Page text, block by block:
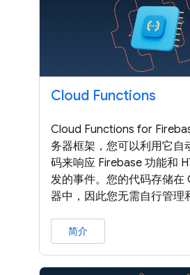
Cloud Functions
Cloud Functions for
务器框架，您可以利用它自
码来响应 Firebase 功能和
发的事件。您的代码存储在
器中，因此您无需自行管理
简介